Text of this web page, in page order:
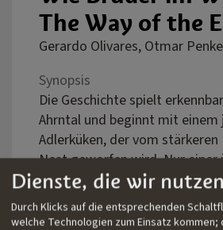
The Way of the
Gerardo Olivares, Otmar
Synopsis
Die Geschichte spielt
Ahrntal und beginnt mit einem
Adlerküken, der vom
Nest geworfen wird. Nur einer
so ist das Gesetz der Natur.
Schicksal will es diesmal
abgestoßene Adlerküken wird
Dienste, die wir
Durch Klicks auf die entsprechenden
welche Technologien zum Einsatz kommen;